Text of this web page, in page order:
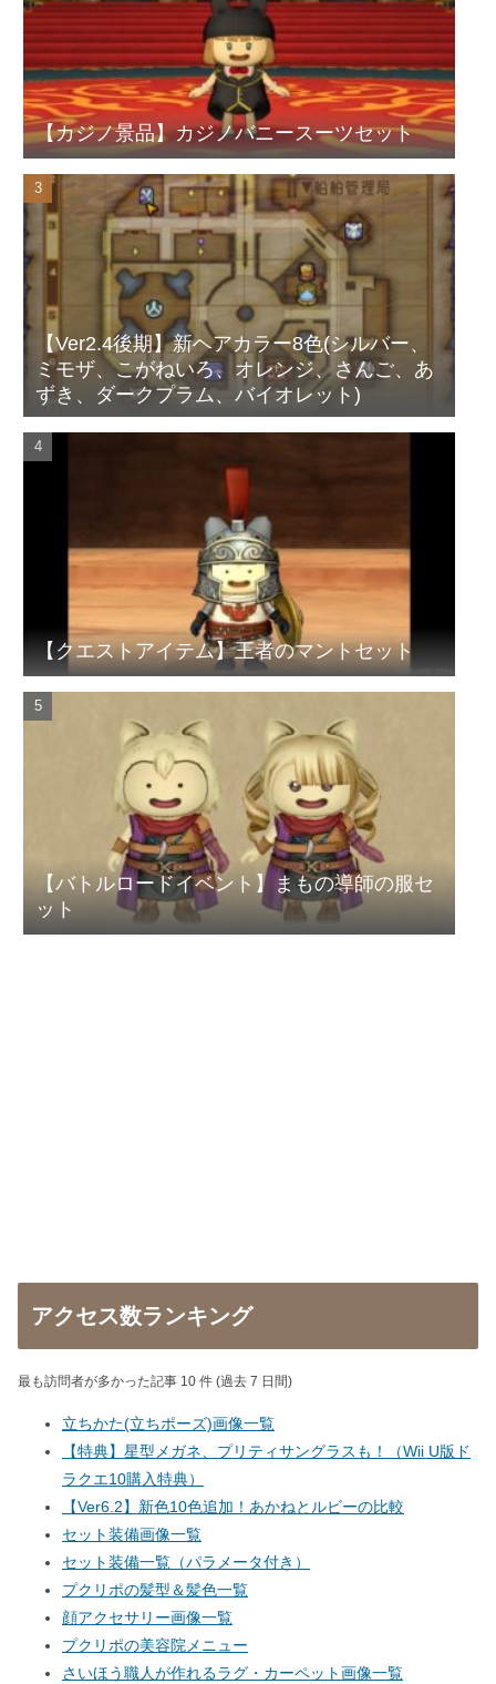
【カジノ景品】カジノバニースーツセット
【Ver2.4後期】新ヘアカラー8色(シルバー、
ミモザ、こがねいろ、オレンジ、さんご、あ
ずき、ダークプラム、バイオレット)
【クエストアイテム】王者のマントセット
【バトルロードイベント】まもの導師の服セ
ット
アクセス数ランキング
最も訪問者が多かった記事 10 件 (過去 7 日間)
立ちかた(立ちポーズ)画像一覧
【特典】星型メガネ、プリティサングラスも！（Wii U版ド
ラクエ10購入特典）
【Ver6.2】新色10色追加！あかねとルビーの比較
セット装備画像一覧
セット装備一覧（パラメータ付き）
プクリポの髪型＆髪色一覧
顔アクセサリー画像一覧
プクリポの美容院メニュー
さいほう職人が作れるラグ・カーペット画像一覧